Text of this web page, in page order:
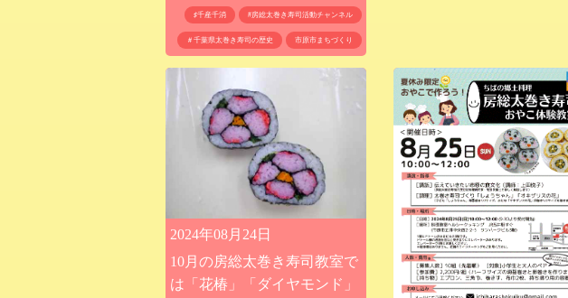
♯千産千消 #房総太巻き寿司活動チャンネル
＃千葉県太巻き寿司の歴史 市原市まちづくり
2024年08月24日
10月の房総太巻き寿司教室で
は「花椿」「ダイヤモンド」